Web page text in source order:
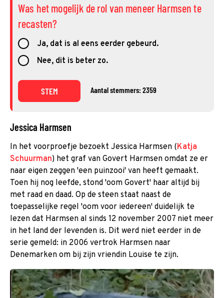
Was het mogelijk de rol van meneer Harmsen te
recasten?
Ja, dat is al eens eerder gebeurd.
Nee, dit is beter zo.
STEM Aantal stemmers: 2359
Jessica Harmsen
In het voorproefje bezoekt Jessica Harmsen (Katja
Schuurman) het graf van Govert Harmsen omdat ze er
naar eigen zeggen 'een puinzooi' van heeft gemaakt.
Toen hij nog leefde, stond 'oom Govert' haar altijd bij
met raad en daad. Op de steen staat naast de
toepasselijke regel 'oom voor iedereen' duidelijk te
lezen dat Harmsen al sinds 12 november 2007 niet meer
in het land der levenden is. Dit werd niet eerder in de
serie gemeld: in 2006 vertrok Harmsen naar
Denemarken om bij zijn vriendin Louise te zijn.